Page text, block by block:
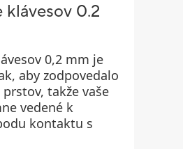
klávesov 0.2
0,2 mm je
aby zodpovedalo
takže vaše
vedené k
kontaktu s